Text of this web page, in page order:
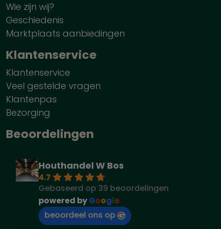
Wie zijn wij?
Geschiedenis
Marktplaats aanbiedingen
Klantenservice
Klantenservice
Veel gestelde vragen
Klantenpas
Bezorging
Beoordelingen
Houthandel W Bos
4.7
Gebaseerd op 39 beoordelingen
powered byGoogle
beoordeel ons op